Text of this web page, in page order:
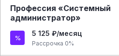
Профессия «Системный
администратор»
5 125 ₽/месяц
Рассрочка 0%